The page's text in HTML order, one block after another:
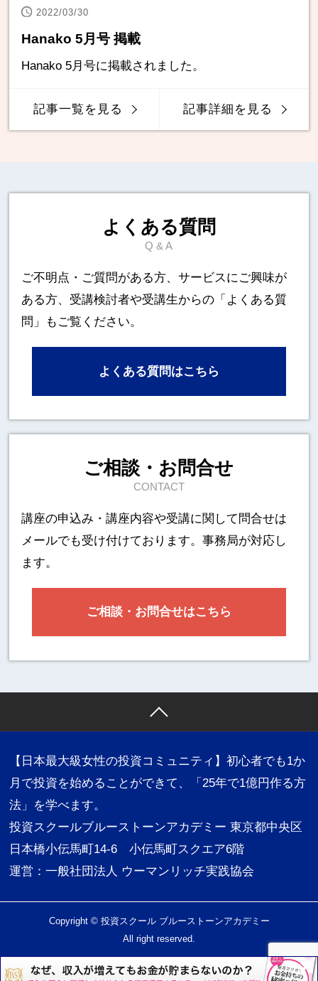
2022/03/30
Hanako 5月号 掲載
Hanako 5月号に掲載されました。
記事一覧を見る 記事詳細を見る
よくある質問
Q & A
ご不明点・ご質問がある方、サービスにご興味が
ある方、 受講検討者や受講生からの「よくある質
問」もご覧ください。
よくある質問はこちら
ご相談・お問合せ
CONTACT
講座の申込み・講座内容や受講に関して 問合せは
メールでも受け付けております。事務局が対応し
ます。
ご相談・お問合せはこちら
【日本最大級女性の投資コミュニティ】初心者でも1か
月で投資を始めることができて、「25年で1億円作る方
法」を学べます。
投資スクールブルーストーンアカデミー 東京都中央区
日本橋小伝馬町14-6 小伝馬町スクエア6階
運営：一般社団法人 ウーマンリッチ実践協会
Copyright © 投資スクール ブルーストーンアカデミー
All right reserved.